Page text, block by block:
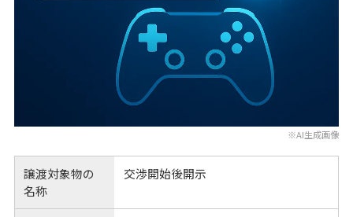
※AI生成画像
譲渡対象物の
名称
交渉開始後開示